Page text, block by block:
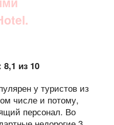
из 10
у туристов из
числе и потому,
персонал. Во